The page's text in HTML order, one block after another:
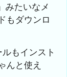
みたいなメ
もダウンロ
もインスト
んと使え